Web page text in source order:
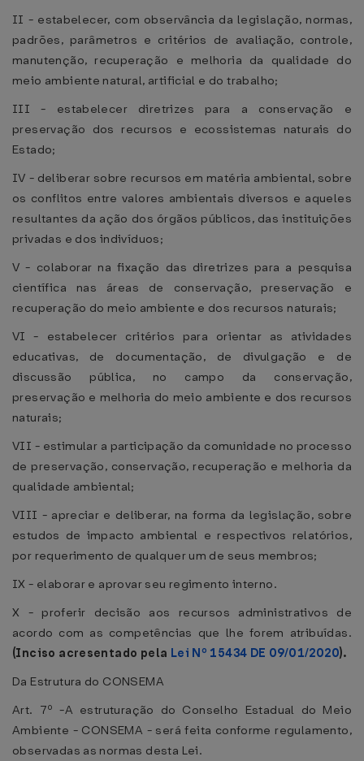
II - estabelecer, com observância da legislação, normas,
padrões, parâmetros e critérios de avaliação, controle,
manutenção, recuperação e melhoria da qualidade do
meio ambiente natural, artificial e do trabalho;
III - estabelecer diretrizes para a conservação e
preservação dos recursos e ecossistemas naturais do
Estado;
IV - deliberar sobre recursos em matéria ambiental, sobre
os conflitos entre valores ambientais diversos e aqueles
resultantes da ação dos órgãos públicos, das instituições
privadas e dos indivíduos;
V - colaborar na fixação das diretrizes para a pesquisa
científica nas áreas de conservação, preservação e
recuperação do meio ambiente e dos recursos naturais;
VI - estabelecer critérios para orientar as atividades
educativas, de documentação, de divulgação e de
discussão pública, no campo da conservação,
preservação e melhoria do meio ambiente e dos recursos
naturais;
VII - estimular a participação da comunidade no processo
de preservação, conservação, recuperação e melhoria da
qualidade ambiental;
VIII - apreciar e deliberar, na forma da legislação, sobre
estudos de impacto ambiental e respectivos relatórios,
por requerimento de qualquer um de seus membros;
IX - elaborar e aprovar seu regimento interno.
X - proferir decisão aos recursos administrativos de
acordo com as competências que lhe forem atribuídas.
(Inciso acresentado pela Lei Nº 15434 DE 09/01/2020).
Da Estrutura do CONSEMA
Art. 7º -A estruturação do Conselho Estadual do Meio
Ambiente - CONSEMA - será feita conforme regulamento,
observadas as normas desta Lei.